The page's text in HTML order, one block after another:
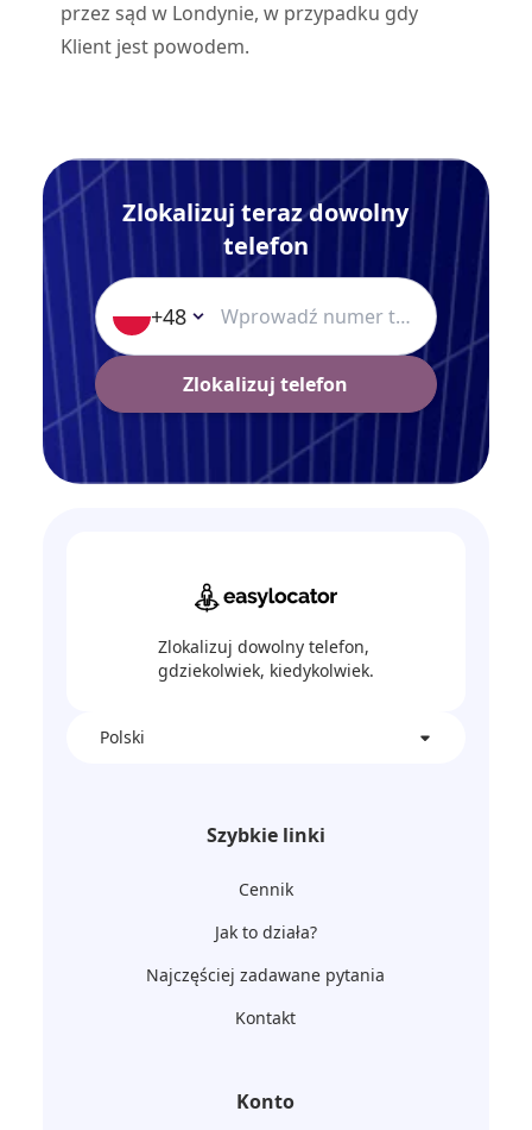
przez sąd w Londynie, w przypadku gdy
Klient jest powodem.
Zlokalizuj teraz dowolny
telefon
+48
Zlokalizuj telefon
Zlokalizuj dowolny telefon,
gdziekolwiek, kiedykolwiek.
Polski
Szybkie linki
Cennik
Jak to działa?
Najczęściej zadawane pytania
Kontakt
Konto